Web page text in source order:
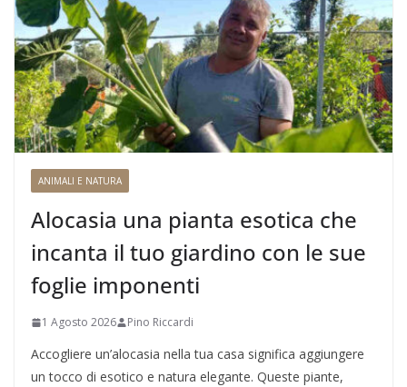
ANIMALI E NATURA
Alocasia una pianta esotica che
incanta il tuo giardino con le sue
foglie imponenti
1 Agosto 2026 Pino Riccardi
Accogliere un’alocasia nella tua casa significa aggiungere
un tocco di esotico e natura elegante. Queste piante,